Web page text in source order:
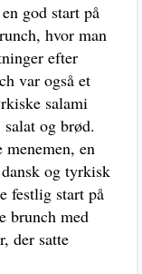
god start på
hvor man
efter
var også et
salami
og brød.
en
og tyrkisk
festlig start på
brunch med
der satte